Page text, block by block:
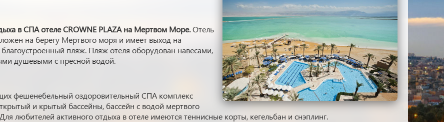
в СПА отеле CROWNE PLAZA на Мертвом Море.Отель
на берегу Мертвого моря и имеет выход на
пляж. Пляж отеля оборудован навесами,
душевыми с пресной водой.
фешенебельный оздоровительный СПА комплекс
и крытый бассейны, бассейн с водой мертвого
любителей активного отдыха в отеле имеются теннисные корты, кегельбан и снэплинг.